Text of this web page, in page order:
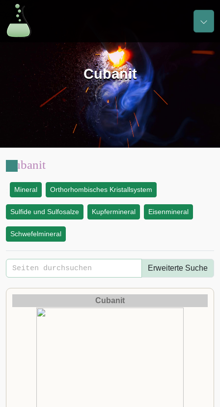
Cubanit
Cubanit
Mineral Orthorhombisches Kristallsystem
Sulfide und Sulfosalze Kupfermineral Eisenmineral
Schwefelmineral
Erweiterte Suche
Cubanit